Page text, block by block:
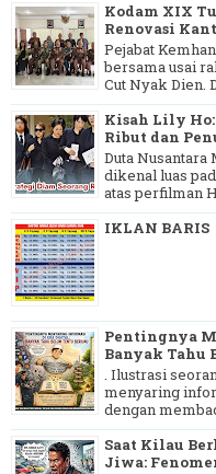
Kodam XIX
Renovasi
Pejabat
bersama usai
Cut Nyak Dien.
Kisah Lily
Ribut dan
Duta
dikenal luas
atas perfilman
IKLAN BARIS
Pentingnya
Banyak Tahu
. Ilustrasi
menyaring
dengan
Saat Kilau
Jiwa: